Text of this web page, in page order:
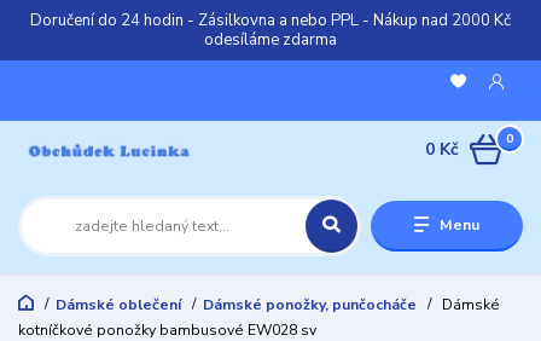
Doručení do 24 hodin - Zásilkovna a nebo PPL - Nákup nad 2000 Kč
odesíláme zdarma
Menu
0
0 Kč
Dámské oblečení Dámské ponožky, punčocháče
Dámské
kotníčkové ponožky bambusové EW028 sv